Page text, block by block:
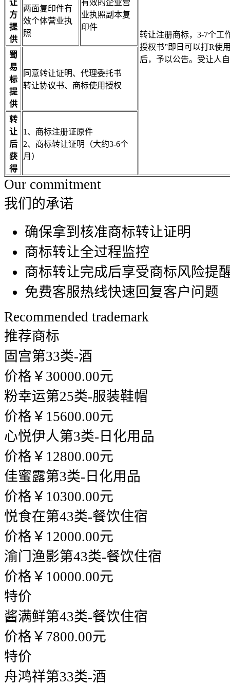
转让注册商标，3-7个工
授权书”即日可以打R使
后，予以公告。受让人
让
方
提
供
两面复印件有
效个体营业执
照
有效的企业营
业执照副本复
印件
蜀
易
标
提
供
同意转让证明、代理委托书
转让协议书、商标使用授权
转
让
后
获
得
1、商标注册证原件
2、商标转让证明（大约3-6个
月）
Our commitment
我们的承诺
确保拿到核准商标转让证明
商标转让全过程监控
商标转让完成后享受商标风险提
免费客服热线快速回复客户问题
Recommended trademark
推荐商标
固宫第33类-酒
价格￥30000.00元
粉幸运第25类-服装鞋帽
价格￥15600.00元
心悦伊人第3类-日化用品
价格￥12800.00元
佳蜜露第3类-日化用品
价格￥10300.00元
悦食在第43类-餐饮住宿
价格￥12000.00元
渝门渔影第43类-餐饮住宿
价格￥10000.00元
特价
酱满鲜第43类-餐饮住宿
价格￥7800.00元
特价
舟鸿祥第33类-酒